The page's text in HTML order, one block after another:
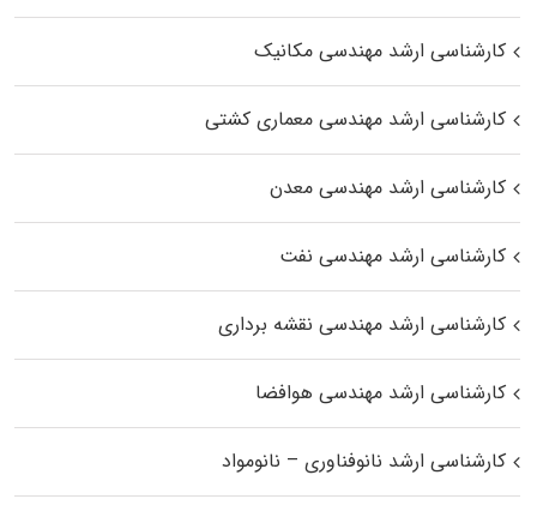
کارشناسی ارشد مهندسی مکانیک
کارشناسی ارشد مهندسی معماری کشتی
کارشناسی ارشد مهندسی معدن
کارشناسی ارشد مهندسی نفت
کارشناسی ارشد مهندسی نقشه برداری
کارشناسی ارشد مهندسی هوافضا
کارشناسی ارشد نانوفناوری – نانومواد